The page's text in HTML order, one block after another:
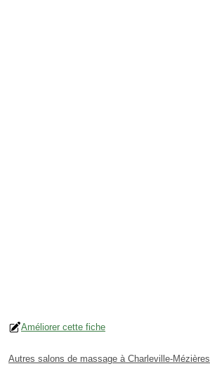
Améliorer cette fiche
Autres salons de massage à Charleville-Mézières